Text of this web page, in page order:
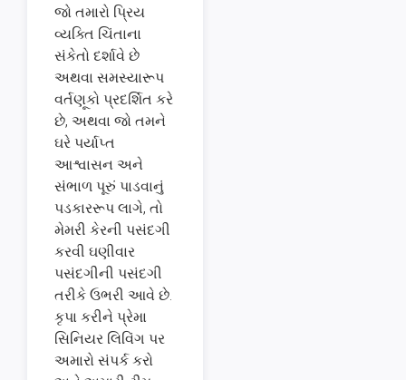
જો તમારો પ્રિય
વ્યક્તિ ચિંતાના
સંકેતો દર્શાવે છે
અથવા સમસ્યારૂપ
વર્તણૂકો પ્રદર્શિત કરે
છે, અથવા જો તમને
ઘરે પર્યાપ્ત
આશ્વાસન અને
સંભાળ પૂરું પાડવાનું
પડકારરૂપ લાગે, તો
મેમરી કેરની પસંદગી
કરવી ઘણીવાર
પસંદગીની પસંદગી
તરીકે ઉભરી આવે છે.
કૃપા કરીને પ્રેમા
સિનિયર લિવિંગ પર
અમારો સંપર્ક કરો